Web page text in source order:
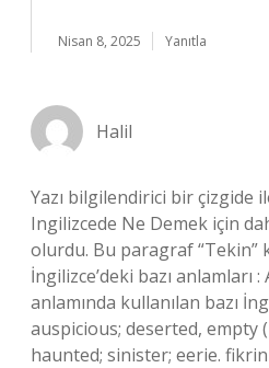
Nisan 8, 2025 Yanıtla
Halil
Yazı bilgilendirici bir çizgide
Ingilizcede Ne Demek için
olurdu. Bu paragraf “Tekin”
İngilizce’deki bazı anlamları
anlamında kullanılan bazı
auspicious; deserted, empty
haunted; sinister; eerie.